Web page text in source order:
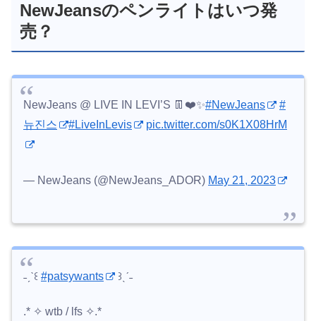
NewJeansのペンライトはいつ発
売？
NewJeans @ LIVE IN LEVI’S 👖❤️✨#NewJeans
#
뉴진스
#LiveInLevis pic.twitter.com/s0K1X08HrM
— NewJeans (@NewJeans_ADOR) May 21, 2023
˗ˏˋ꒰ #patsywants ꒱ˎˊ˗
.* ✧ wtb / lfs ✧.*